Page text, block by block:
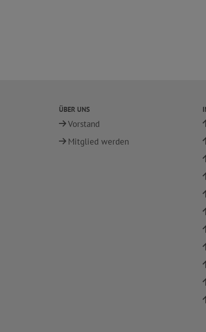
ÜBER UNS
Vorstand
Mitglied werden